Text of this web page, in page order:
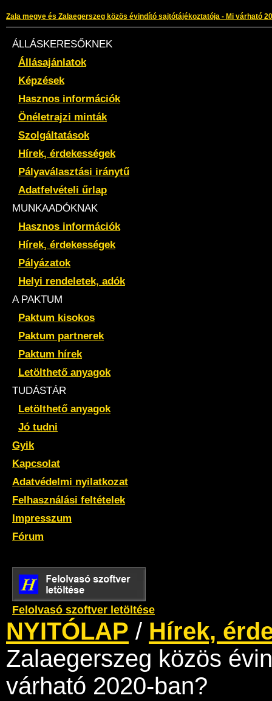
Zala megye és Zalaegerszeg közös évindító sajtótájékoztatója - Mi várható
ÁLLÁSKERESŐKNEK
Állásajánlatok
Képzések
Hasznos információk
Önéletrajzi minták
Szolgáltatások
Hírek, érdekességek
Pályaválasztási iránytű
Adatfelvételi űrlap
MUNKAADÓKNAK
Hasznos információk
Hírek, érdekességek
Pályázatok
Helyi rendeletek, adók
A PAKTUM
Paktum kisokos
Paktum partnerek
Paktum hírek
Letölthető anyagok
TUDÁSTÁR
Letölthető anyagok
Jó tudni
Gyik
Kapcsolat
Adatvédelmi nyilatkozat
Felhasználási feltételek
Impresszum
Fórum
Felolvasó szoftver letöltése
NYITÓLAP / Hírek,
Zalaegerszeg közös
várható 2020-ban?